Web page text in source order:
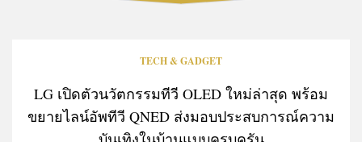
TECH & GADGET
LG เปิดตัวนวัตกรรมทีวี OLED ใหม่ล่าสุด พร้อม
ขยายไลน์อัพทีวี QNED ส่งมอบประสบการณ์ความ